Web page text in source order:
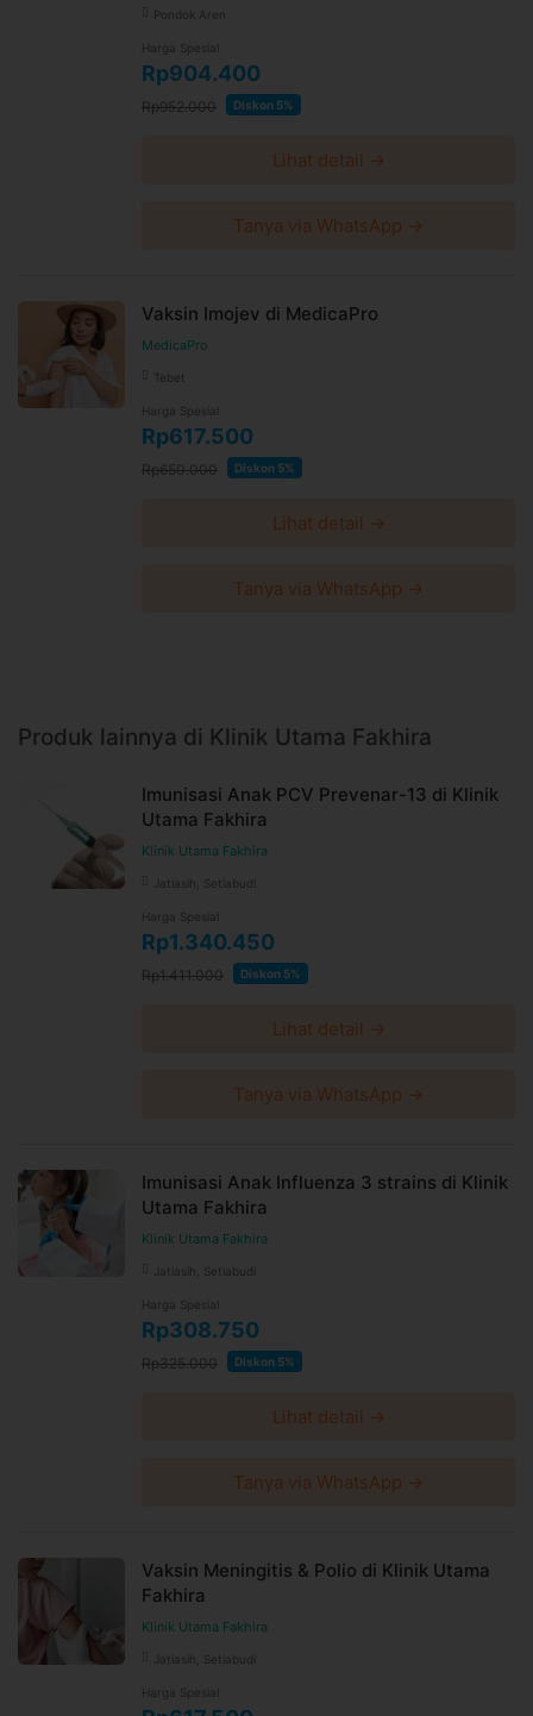
Pondok Aren
Harga Spesial
Rp904.400
Rp952.000 Diskon 5%
Lihat detail →
Tanya via WhatsApp →
Vaksin Imojev di MedicaPro
MedicaPro
Tebet
Harga Spesial
Rp617.500
Rp650.000 Diskon 5%
Lihat detail →
Tanya via WhatsApp →
Produk lainnya di Klinik Utama Fakhira
Imunisasi Anak PCV Prevenar-13 di Klinik
Utama Fakhira
Klinik Utama Fakhira
Jatiasih, Setiabudi
Harga Spesial
Rp1.340.450
Rp1.411.000 Diskon 5%
Lihat detail →
Tanya via WhatsApp →
Imunisasi Anak Influenza 3 strains di Klinik
Utama Fakhira
Klinik Utama Fakhira
Jatiasih, Setiabudi
Harga Spesial
Rp308.750
Rp325.000 Diskon 5%
Lihat detail →
Tanya via WhatsApp →
Vaksin Meningitis & Polio di Klinik Utama
Fakhira
Klinik Utama Fakhira
Jatiasih, Setiabudi
Harga Spesial